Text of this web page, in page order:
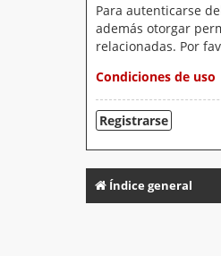
Para autenticarse
además otorgar
relacionadas. Por
Condiciones de uso
Registrarse
Índice general